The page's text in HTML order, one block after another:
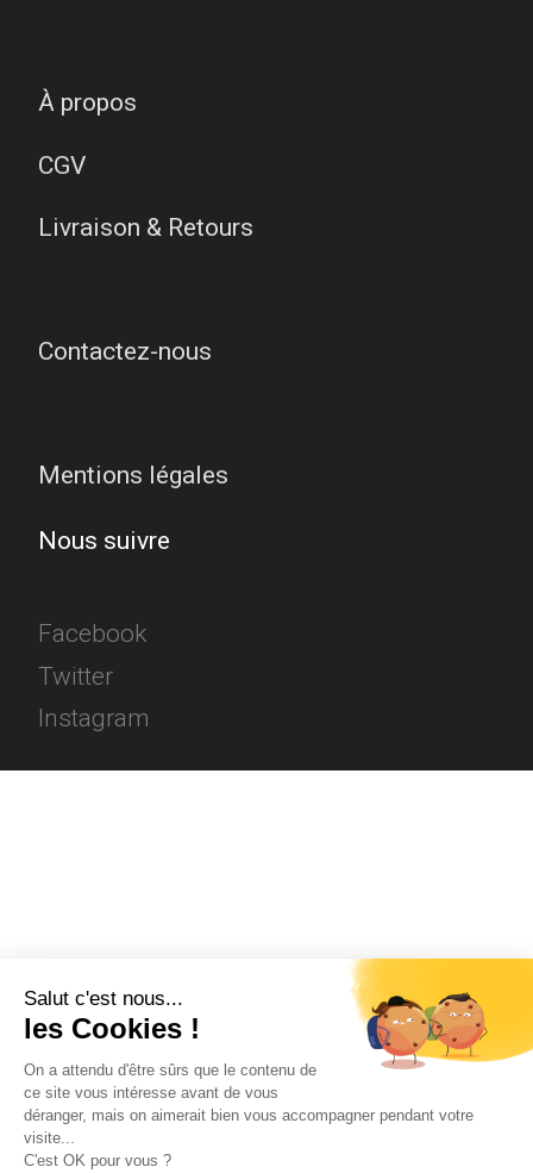
À propos
CGV
Livraison & Retours
Contactez-nous
Mentions légales
Nous suivre
Facebook
Twitter
Instagram